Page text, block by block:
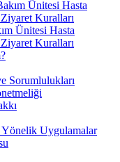
Ünitesi Hasta
Kuralları
Ünitesi Hasta
Kuralları
Sorumlulukları
Uygulamalar